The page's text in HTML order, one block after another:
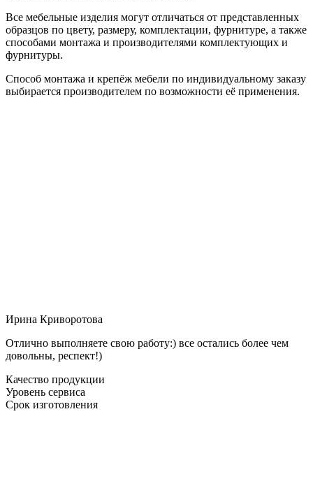
Все мебельные изделия могут отличаться от представленных
образцов по цвету, размеру, комплектации, фурнитуре, а также
способами монтажа и производителями комплектующих и
фурнитуры.
Способ монтажа и крепёж мебели по индивидуальному заказу
выбирается производителем по возможности её применения.
Ирина Криворотова
Отлично выполняете свою работу:) все остались более чем
довольны, респект!)
Качество продукции
Уровень сервиса
Срок изготовления